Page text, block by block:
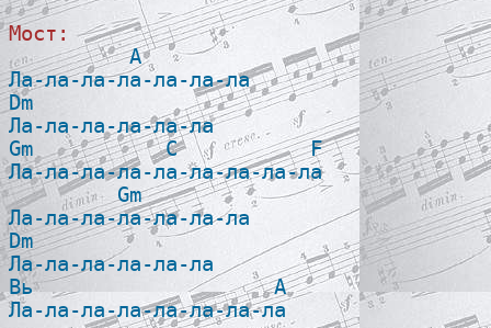
Мост:
A
Ла-ла-ла-ла-ла-ла-ла
Dm
Ла-ла-ла-ла-ла-ла
Gm           C           F
Ла-ла-ла-ла-ла-ла-ла-ла-ла
         Gm
Ла-ла-ла-ла-ла-ла-ла
Dm
Ла-ла-ла-ла-ла-ла
Bь                    A